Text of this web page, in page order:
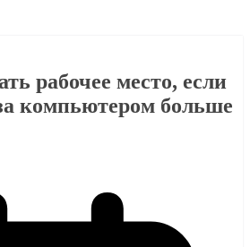
рабочее место, если
компьютером больше